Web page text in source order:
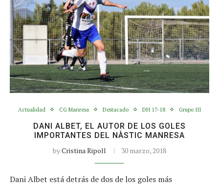
Actualidad CG Manresa Destacado DH 17-18 Grupo III
DANI ALBET, EL AUTOR DE LOS GOLES
IMPORTANTES DEL NÀSTIC MANRESA
byCristina Ripoll 30 marzo, 2018
Dani Albet está detrás de dos de los goles más